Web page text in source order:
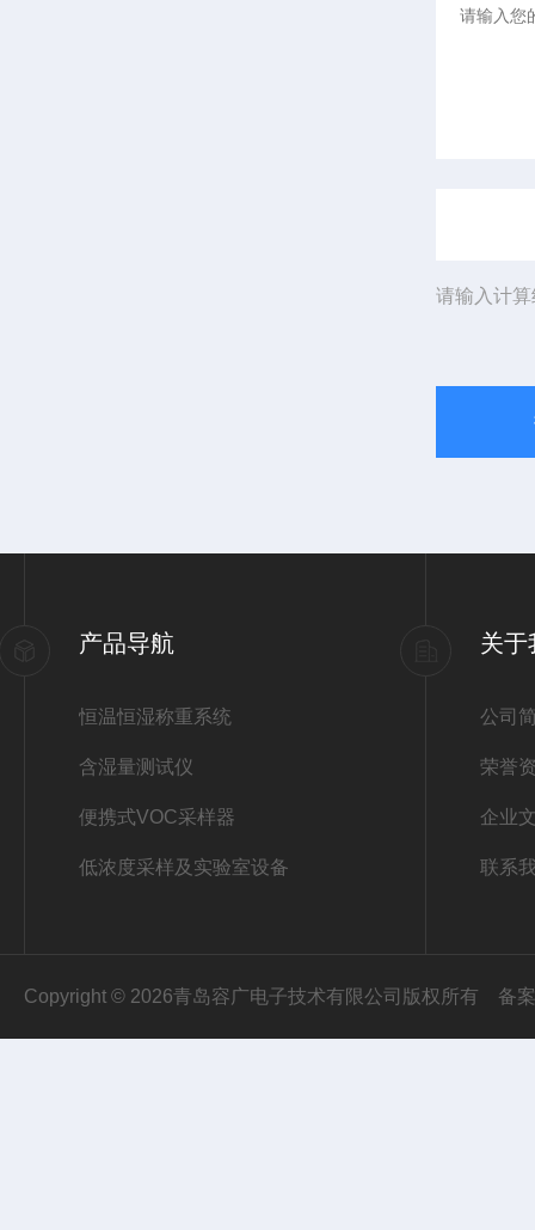
请输入计
产品导航
恒温恒湿称重系统
含湿量测试仪
便携式VOC采样器
低浓度采样及实验室设备
关于
公司
荣誉
企业
联系
Copyright © 2026青岛容广电子技术有限公司版权所有 备